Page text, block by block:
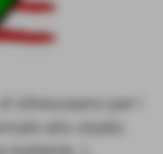
per l
allo stadio